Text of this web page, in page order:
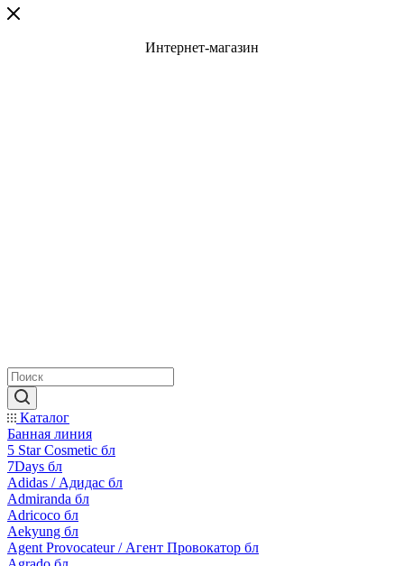
Интернет-магазин
Каталог
Банная линия
5 Star Cosmetic бл
7Days бл
Adidas / Адидас бл
Admiranda бл
Adricoco бл
Aekyung бл
Agent Provocateur / Агент Провокатор бл